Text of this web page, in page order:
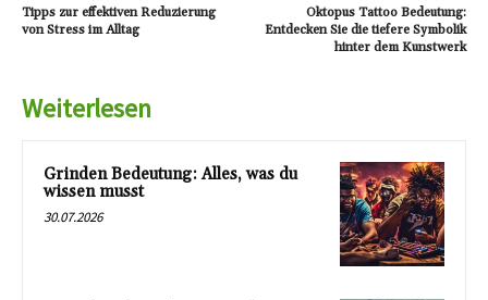
Tipps zur effektiven Reduzierung
von Stress im Alltag
Oktopus Tattoo Bedeutung:
Entdecken Sie die tiefere Symbolik
hinter dem Kunstwerk
Weiterlesen
Grinden Bedeutung: Alles, was du
wissen musst
30.07.2026